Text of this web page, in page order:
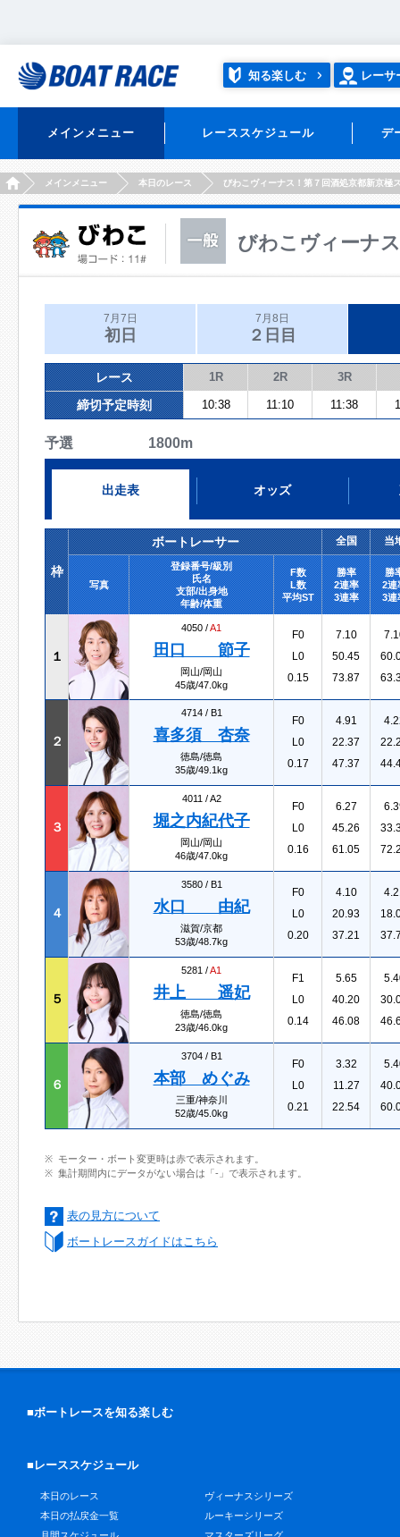
知る楽しむ レーサ
メインメニュー レーススケジュール デ
HOMEメインメニュー 本日のレース びわこヴィーナス！第７回酒処京都新京極
びわこヴィーナ
7月7日
初日
7月8日
２日目
レース 1R 2R 3R
締切予定時刻 10:38 11:10 11:38
予選 1800m
出走表 オッズ
枠
ボートレーサー 全国 当
写真
登録番号/級別
氏名
支部/出身地
年齢/体重
F数
L数
平均ST
勝率
2連率
3連率
勝
2連
3連
１
4050 /A1
田口 節子
岡山/岡山
45歳/47.0kg
F0
L0
0.15
7.10
50.45
73.87
２
4714 / B1
喜多須 杏奈
徳島/徳島
35歳/49.1kg
F0
L0
0.17
4.91
22.37
47.37
３
4011 /A2
堀之内紀代子
岡山/岡山
46歳/47.0kg
F0
L0
0.16
6.27
45.26
61.05
４
3580 / B1
水口 由紀
滋賀/京都
53歳/48.7kg
F0
L0
0.20
4.10
20.93
37.21
５
5281 /A1
井上 遥妃
徳島/徳島
23歳/46.0kg
F1
L0
0.14
5.65
40.20
46.08
６
3704 / B1
本部 めぐみ
三重/神奈川
52歳/45.0kg
F0
L0
0.21
3.32
11.27
22.54
モーター・ボート変更時は赤で表示されます。
集計期間内にデータがない場合は「-」で表示されます。
表の見方について
ボートレースガイドはこちら
■ボートレースを知る楽しむ
■レーススケジュール
本日のレース
本日の払戻金一覧
ヴィーナスシリーズ
ルーキーシリーズ